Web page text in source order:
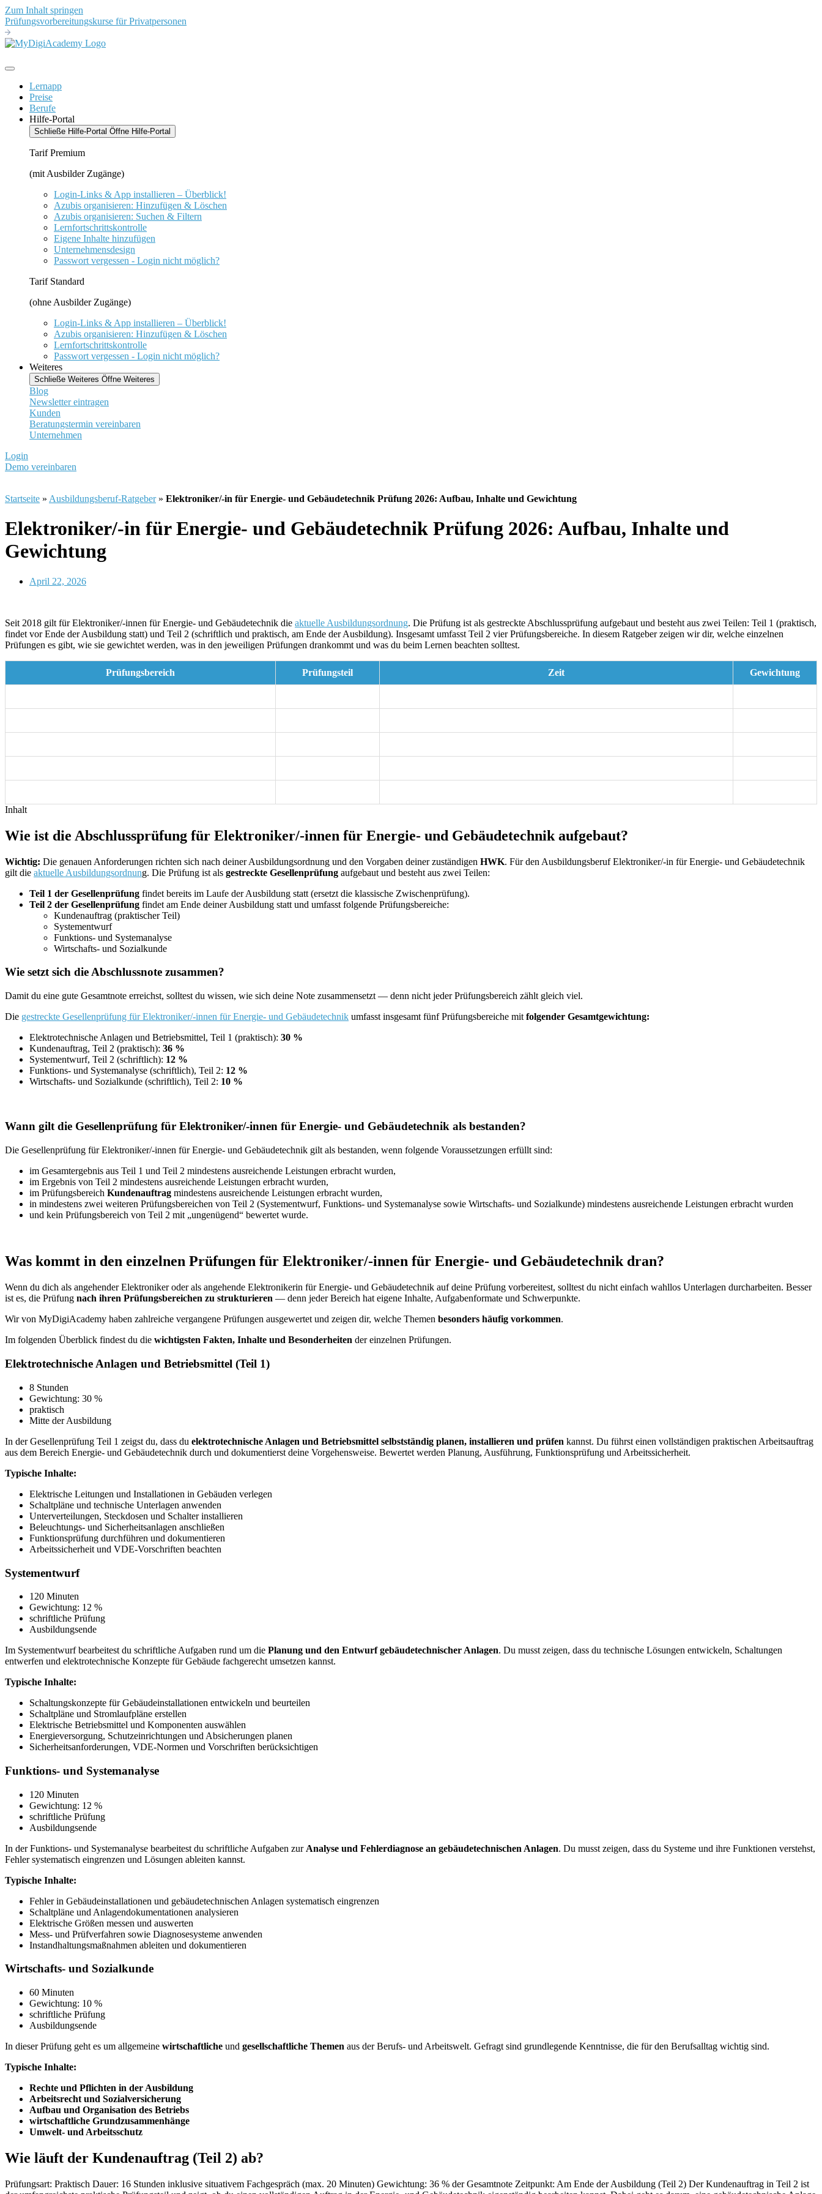
Zum Inhalt springen
Prüfungsvorbereitungskurse für Privatpersonen
Lernapp
Preise
Berufe
Hilfe-Portal
Schließe Hilfe-Portal Öffne Hilfe-Portal
Tarif Premium
(mit Ausbilder Zugänge)
Login-Links & App installieren – Überblick!
Azubis organisieren: Hinzufügen & Löschen
Azubis organisieren: Suchen & Filtern
Lernfortschrittskontrolle
Eigene Inhalte hinzufügen
Unternehmensdesign
Passwort vergessen - Login nicht möglich?
Tarif Standard
(ohne Ausbilder Zugänge)
Login-Links & App installieren – Überblick!
Azubis organisieren: Hinzufügen & Löschen
Lernfortschrittskontrolle
Passwort vergessen - Login nicht möglich?
Weiteres
Schließe Weiteres Öffne Weiteres
Blog
Newsletter eintragen
Kunden
Beratungstermin vereinbaren
Unternehmen
Login
Demo vereinbaren
Startseite » Ausbildungsberuf-Ratgeber» Elektroniker/-in für Energie- und Gebäudetechnik Prüfung 2026: Aufbau, Inhalte und Gewichtung
Elektroniker/-in für Energie- und Gebäudetechnik Prüfung 2026: Aufbau, Inhalte und
Gewichtung
April 22, 2026
Seit 2018 gilt für Elektroniker/-innen für Energie- und Gebäudetechnik die aktuelle Ausbildungsordnung. Die Prüfung ist als gestreckte Abschlussprüfung aufgebaut und besteht aus zwei Teilen: Teil 1 (praktisch,
findet vor Ende der Ausbildung statt) und Teil 2 (schriftlich und praktisch, am Ende der Ausbildung). Insgesamt umfasst Teil 2 vier Prüfungsbereiche. In diesem Ratgeber zeigen wir dir, welche einzelnen
Prüfungen es gibt, wie sie gewichtet werden, was in den jeweiligen Prüfungen drankommt und was du beim Lernen beachten solltest.
Prüfungsbereich Prüfungsteil Zeit Gewichtung
Inhalt
Wie ist die Abschlussprüfung für Elektroniker/-innen für Energie- und Gebäudetechnik aufgebaut?
Wichtig: Die genauen Anforderungen richten sich nach deiner Ausbildungsordnung und den Vorgaben deiner zuständigen HWK. Für den Ausbildungsberuf Elektroniker/-in für Energie- und Gebäudetechnik
gilt die aktuelle Ausbildungsordnung. Die Prüfung ist als gestreckte Gesellenprüfung aufgebaut und besteht aus zwei Teilen:
Teil 1 der Gesellenprüfung findet bereits im Laufe der Ausbildung statt (ersetzt die klassische Zwischenprüfung).
Teil 2 der Gesellenprüfung findet am Ende deiner Ausbildung statt und umfasst folgende Prüfungsbereiche:
Kundenauftrag (praktischer Teil)
Systementwurf
Funktions- und Systemanalyse
Wirtschafts- und Sozialkunde
Wie setzt sich die Abschlussnote zusammen?
Damit du eine gute Gesamtnote erreichst, solltest du wissen, wie sich deine Note zusammensetzt — denn nicht jeder Prüfungsbereich zählt gleich viel.
Die gestreckte Gesellenprüfung für Elektroniker/-innen für Energie- und Gebäudetechnik umfasst insgesamt fünf Prüfungsbereiche mit folgender Gesamtgewichtung:
Elektrotechnische Anlagen und Betriebsmittel, Teil 1 (praktisch): 30 %
Kundenauftrag, Teil 2 (praktisch): 36 %
Systementwurf, Teil 2 (schriftlich): 12 %
Funktions- und Systemanalyse (schriftlich), Teil 2: 12 %
Wirtschafts- und Sozialkunde (schriftlich), Teil 2: 10 %
Wann gilt die Gesellenprüfung für Elektroniker/-innen für Energie- und Gebäudetechnik als bestanden?
Die Gesellenprüfung für Elektroniker/-innen für Energie- und Gebäudetechnik gilt als bestanden, wenn folgende Voraussetzungen erfüllt sind:
im Gesamtergebnis aus Teil 1 und Teil 2 mindestens ausreichende Leistungen erbracht wurden,
im Ergebnis von Teil 2 mindestens ausreichende Leistungen erbracht wurden,
im Prüfungsbereich Kundenauftrag mindestens ausreichende Leistungen erbracht wurden,
in mindestens zwei weiteren Prüfungsbereichen von Teil 2 (Systementwurf, Funktions- und Systemanalyse sowie Wirtschafts- und Sozialkunde) mindestens ausreichende Leistungen erbracht wurden
und kein Prüfungsbereich von Teil 2 mit „ungenügend“ bewertet wurde.
Was kommt in den einzelnen Prüfungen für Elektroniker/-innen für Energie- und Gebäudetechnik dran?
Wenn du dich als angehender Elektroniker oder als angehende Elektronikerin für Energie- und Gebäudetechnik auf deine Prüfung vorbereitest, solltest du nicht einfach wahllos Unterlagen durcharbeiten. Besser
ist es, die Prüfung nach ihren Prüfungsbereichen zu strukturieren — denn jeder Bereich hat eigene Inhalte, Aufgabenformate und Schwerpunkte.
Wir von MyDigiAcademy haben zahlreiche vergangene Prüfungen ausgewertet und zeigen dir, welche Themen besonders häufig vorkommen.
Im folgenden Überblick findest du die wichtigsten Fakten, Inhalte und Besonderheiten der einzelnen Prüfungen.
Elektrotechnische Anlagen und Betriebsmittel (Teil 1)
8 Stunden
Gewichtung: 30 %
praktisch
Mitte der Ausbildung
In der Gesellenprüfung Teil 1 zeigst du, dass du elektrotechnische Anlagen und Betriebsmittel selbstständig planen, installieren und prüfen kannst. Du führst einen vollständigen praktischen Arbeitsauftrag
aus dem Bereich Energie- und Gebäudetechnik durch und dokumentierst deine Vorgehensweise. Bewertet werden Planung, Ausführung, Funktionsprüfung und Arbeitssicherheit.
Typische Inhalte:
Elektrische Leitungen und Installationen in Gebäuden verlegen
Schaltpläne und technische Unterlagen anwenden
Unterverteilungen, Steckdosen und Schalter installieren
Beleuchtungs- und Sicherheitsanlagen anschließen
Funktionsprüfung durchführen und dokumentieren
Arbeitssicherheit und VDE-Vorschriften beachten
Systementwurf
120 Minuten
Gewichtung: 12 %
schriftliche Prüfung
Ausbildungsende
Im Systementwurf bearbeitest du schriftliche Aufgaben rund um die Planung und den Entwurf gebäudetechnischer Anlagen. Du musst zeigen, dass du technische Lösungen entwickeln, Schaltungen
entwerfen und elektrotechnische Konzepte für Gebäude fachgerecht umsetzen kannst.
Typische Inhalte:
Schaltungskonzepte für Gebäudeinstallationen entwickeln und beurteilen
Schaltpläne und Stromlaufpläne erstellen
Elektrische Betriebsmittel und Komponenten auswählen
Energieversorgung, Schutzeinrichtungen und Absicherungen planen
Sicherheitsanforderungen, VDE-Normen und Vorschriften berücksichtigen
Funktions- und Systemanalyse
120 Minuten
Gewichtung: 12 %
schriftliche Prüfung
Ausbildungsende
In der Funktions- und Systemanalyse bearbeitest du schriftliche Aufgaben zur Analyse und Fehlerdiagnose an gebäudetechnischen Anlagen. Du musst zeigen, dass du Systeme und ihre Funktionen verstehst,
Fehler systematisch eingrenzen und Lösungen ableiten kannst.
Typische Inhalte:
Fehler in Gebäudeinstallationen und gebäudetechnischen Anlagen systematisch eingrenzen
Schaltpläne und Anlagendokumentationen analysieren
Elektrische Größen messen und auswerten
Mess- und Prüfverfahren sowie Diagnosesysteme anwenden
Instandhaltungsmaßnahmen ableiten und dokumentieren
Wirtschafts- und Sozialkunde
60 Minuten
Gewichtung: 10 %
schriftliche Prüfung
Ausbildungsende
In dieser Prüfung geht es um allgemeine wirtschaftliche und gesellschaftliche Themen aus der Berufs- und Arbeitswelt. Gefragt sind grundlegende Kenntnisse, die für den Berufsalltag wichtig sind.
Typische Inhalte:
Rechte und Pflichten in der Ausbildung
Arbeitsrecht und Sozialversicherung
Aufbau und Organisation des Betriebs
wirtschaftliche Grundzusammenhänge
Umwelt- und Arbeitsschutz
Wie läuft der Kundenauftrag (Teil 2) ab?
Prüfungsart: Praktisch Dauer: 16 Stunden inklusive situativem Fachgespräch (max. 20 Minuten) Gewichtung: 36 % der Gesamtnote Zeitpunkt: Am Ende der Ausbildung (Teil 2) Der Kundenauftrag in Teil 2 ist